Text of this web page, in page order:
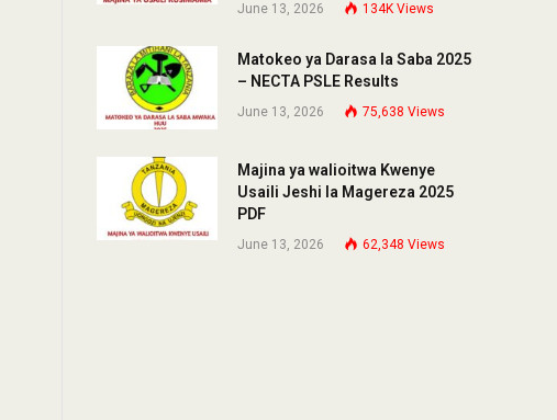
June 13, 2026 134K Views
Matokeo ya Darasa la Saba 2025
– NECTA PSLE Results
June 13, 2026 75,638 Views
Majina ya walioitwa Kwenye
Usaili Jeshi la Magereza 2025
PDF
June 13, 2026 62,348 Views